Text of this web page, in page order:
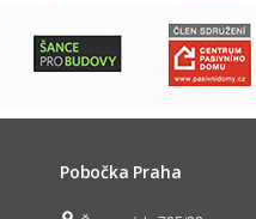
Pobočka Praha